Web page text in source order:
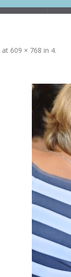
at 609 × 768 in 4.